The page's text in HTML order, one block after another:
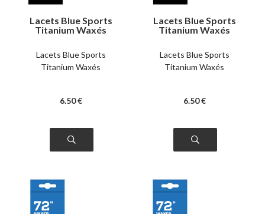
Lacets Blue Sports
Titanium Waxés
Lacets Blue Sports
Titanium Waxés
6.50 €
Lacets Blue Sports
Titanium Waxés
Lacets Blue Sports
Titanium Waxés
6.50 €